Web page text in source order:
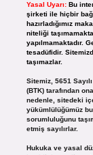
Yasal Uyarı: Bu
şirketi ile hiçbir
hazırladığımız
niteliği
yapılmamaktadır.
tesadüfidir.
taşımazlar.
Sitemiz, 5651
(BTK) tarafından
nedenle, sitedeki
yükümlülüğümüz
sorumluluğunu
etmiş sayılırlar.
Hukuka ve yasal